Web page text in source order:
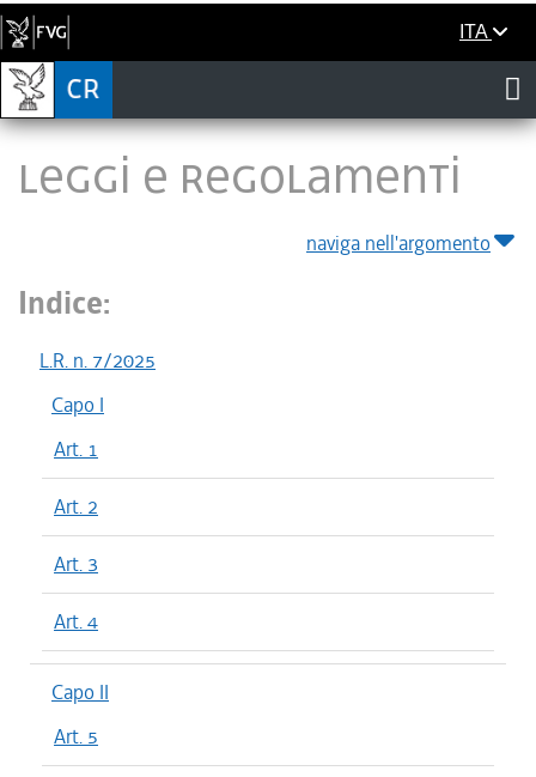
ITA
LEGGI E REGOLAMENTI
naviga nell'argomento
Indice:
L.R. n. 7/2025
Capo I
Art. 1
Art. 2
Art. 3
Art. 4
Capo II
Art. 5